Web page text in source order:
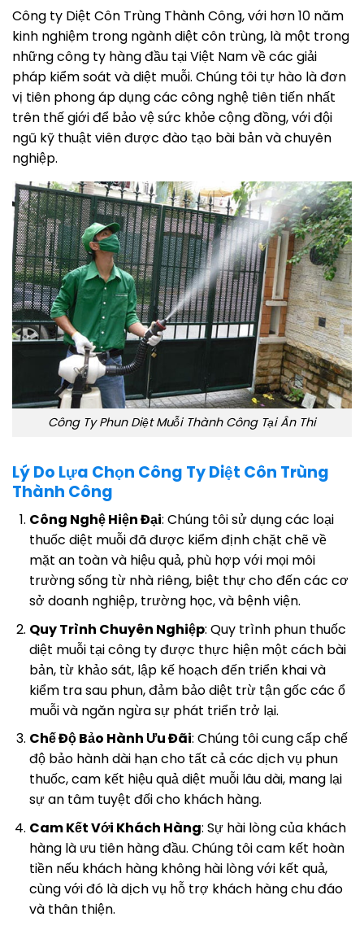
Công ty Diệt Côn Trùng Thành Công, với hơn 10 năm
kinh nghiệm trong ngành diệt côn trùng, là một trong
những công ty hàng đầu tại Việt Nam về các giải
pháp kiểm soát và diệt muỗi. Chúng tôi tự hào là đơn
vị tiên phong áp dụng các công nghệ tiên tiến nhất
trên thế giới để bảo vệ sức khỏe cộng đồng, với đội
ngũ kỹ thuật viên được đào tạo bài bản và chuyên
nghiệp.
Công Ty Phun Diệt Muỗi Thành Công Tại Ân Thi
Lý Do Lựa Chọn Công Ty Diệt Côn Trùng
Thành Công
Công Nghệ Hiện Đại: Chúng tôi sử dụng các loại
thuốc diệt muỗi đã được kiểm định chặt chẽ về
mặt an toàn và hiệu quả, phù hợp với mọi môi
trường sống từ nhà riêng, biệt thự cho đến các cơ
sở doanh nghiệp, trường học, và bệnh viện.
Quy Trình Chuyên Nghiệp: Quy trình phun thuốc
diệt muỗi tại công ty được thực hiện một cách bài
bản, từ khảo sát, lập kế hoạch đến triển khai và
kiểm tra sau phun, đảm bảo diệt trừ tận gốc các ổ
muỗi và ngăn ngừa sự phát triển trở lại.
Chế Độ Bảo Hành Ưu Đãi: Chúng tôi cung cấp chế
độ bảo hành dài hạn cho tất cả các dịch vụ phun
thuốc, cam kết hiệu quả diệt muỗi lâu dài, mang lại
sự an tâm tuyệt đối cho khách hàng.
Cam Kết Với Khách Hàng: Sự hài lòng của khách
hàng là ưu tiên hàng đầu. Chúng tôi cam kết hoàn
tiền nếu khách hàng không hài lòng với kết quả,
cùng với đó là dịch vụ hỗ trợ khách hàng chu đáo
và thân thiện.